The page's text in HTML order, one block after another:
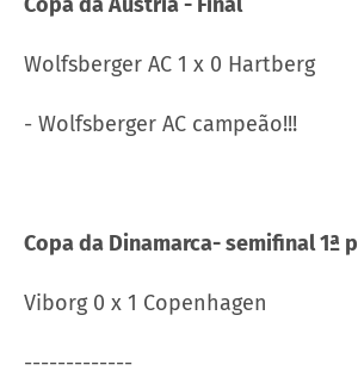
Wolfsberger AC 1 x 0 Hartberg
- Wolfsberger AC campeão!!!
Copa da Dinamarca- semifinal 1ª
Viborg 0 x 1 Copenhagen
-------------